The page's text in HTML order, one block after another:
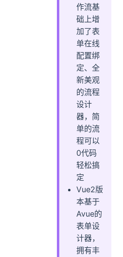
作流基
础上增
加了表
单在线
配置绑
定、全
新美观
的流程
设计
器，简
单的流
程可以
0代码
轻松搞
定
Vue2版
本基于
Avue的
表单设
计器，
拥有丰